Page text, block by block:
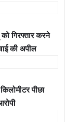
गिरफ्तार करने
की अपील
पीछा